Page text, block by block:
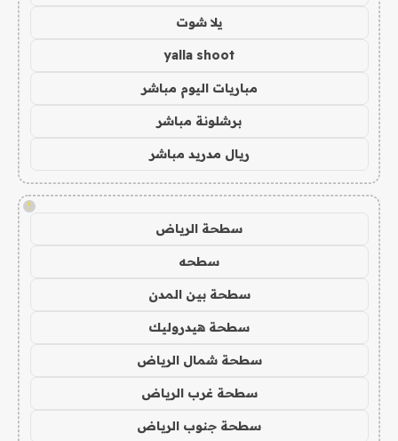
يلا شوت
yalla shoot
مباريات اليوم مباشر
برشلونة مباشر
ريال مدريد مباشر
!
سطحة الرياض
سطحه
سطحة بين المدن
سطحة هيدروليك
سطحة شمال الرياض
سطحة غرب الرياض
سطحة جنوب الرياض